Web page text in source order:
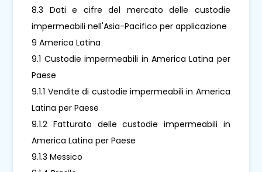
8.3 Dati e cifre del mercato delle custodie
impermeabili nell'Asia-Pacifico per applicazione
9 America Latina
9.1 Custodie impermeabili in America Latina per
Paese
9.1.1 Vendite di custodie impermeabili in America
Latina per Paese
9.1.2 Fatturato delle custodie impermeabili in
America Latina per Paese
9.1.3 Messico